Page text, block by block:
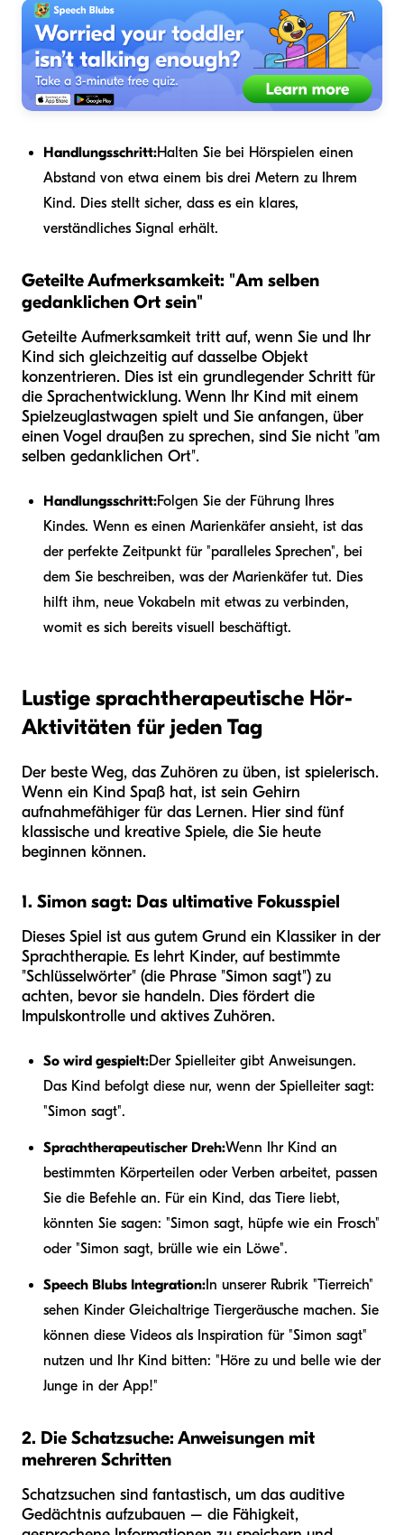
Handlungsschritt:Halten Sie bei Hörspielen einen
Abstand von etwa einem bis drei Metern zu Ihrem
Kind. Dies stellt sicher, dass es ein klares,
verständliches Signal erhält.
Geteilte Aufmerksamkeit: "Am selben
gedanklichen Ort sein"
Geteilte Aufmerksamkeit tritt auf, wenn Sie und Ihr
Kind sich gleichzeitig auf dasselbe Objekt
konzentrieren. Dies ist ein grundlegender Schritt für
die Sprachentwicklung. Wenn Ihr Kind mit einem
Spielzeuglastwagen spielt und Sie anfangen, über
einen Vogel draußen zu sprechen, sind Sie nicht "am
selben gedanklichen Ort".
Handlungsschritt:Folgen Sie der Führung Ihres
Kindes. Wenn es einen Marienkäfer ansieht, ist das
der perfekte Zeitpunkt für "paralleles Sprechen", bei
dem Sie beschreiben, was der Marienkäfer tut. Dies
hilft ihm, neue Vokabeln mit etwas zu verbinden,
womit es sich bereits visuell beschäftigt.
Lustige sprachtherapeutische Hör-
Aktivitäten für jeden Tag
Der beste Weg, das Zuhören zu üben, ist spielerisch.
Wenn ein Kind Spaß hat, ist sein Gehirn
aufnahmefähiger für das Lernen. Hier sind fünf
klassische und kreative Spiele, die Sie heute
beginnen können.
1. Simon sagt: Das ultimative Fokusspiel
Dieses Spiel ist aus gutem Grund ein Klassiker in der
Sprachtherapie. Es lehrt Kinder, auf bestimmte
"Schlüsselwörter" (die Phrase "Simon sagt") zu
achten, bevor sie handeln. Dies fördert die
Impulskontrolle und aktives Zuhören.
So wird gespielt:Der Spielleiter gibt Anweisungen.
Das Kind befolgt diese nur, wenn der Spielleiter sagt:
"Simon sagt".
Sprachtherapeutischer Dreh:Wenn Ihr Kind an
bestimmten Körperteilen oder Verben arbeitet, passen
Sie die Befehle an. Für ein Kind, das Tiere liebt,
könnten Sie sagen: "Simon sagt, hüpfe wie ein Frosch"
oder "Simon sagt, brülle wie ein Löwe".
Speech Blubs Integration: In unserer Rubrik "Tierreich"
sehen Kinder Gleichaltrige Tiergeräusche machen. Sie
können diese Videos als Inspiration für "Simon sagt"
nutzen und Ihr Kind bitten: "Höre zu und belle wie der
Junge in der App!"
2. Die Schatzsuche: Anweisungen mit
mehreren Schritten
Schatzsuchen sind fantastisch, um das auditive
Gedächtnis aufzubauen – die Fähigkeit,